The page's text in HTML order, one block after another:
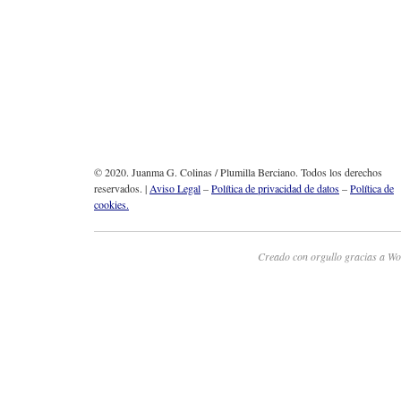
© 2020. Juanma G. Colinas / Plumilla Berciano. Todos los derechos
reservados. |Aviso Legal–Política de privacidad de datos–Política de
cookies.
Creado con orgullo gracias a